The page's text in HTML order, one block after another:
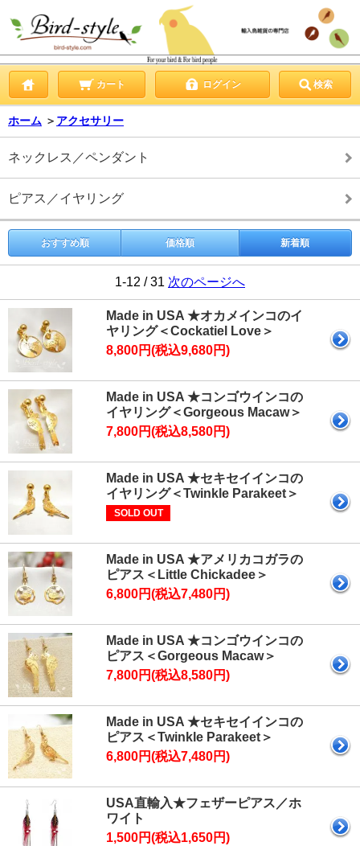
カート ログイン 検索
ホーム ＞ アクセサリー
ネックレス／ペンダント
ピアス／イヤリング
おすすめ順 価格順 新着順
1-12 / 31 次のページへ
Made in USA ★オカメインコのイ
ヤリング＜Cockatiel Love＞
8,800円(税込9,680円)
Made in USA ★コンゴウインコの
イヤリング＜Gorgeous Macaw＞
7,800円(税込8,580円)
Made in USA ★セキセイインコの
イヤリング＜Twinkle Parakeet＞
SOLD OUT
Made in USA ★アメリカコガラの
ピアス＜Little Chickadee＞
6,800円(税込7,480円)
Made in USA ★コンゴウインコの
ピアス＜Gorgeous Macaw＞
7,800円(税込8,580円)
Made in USA ★セキセイインコの
ピアス＜Twinkle Parakeet＞
6,800円(税込7,480円)
USA直輸入★フェザーピアス／ホ
ワイト
1,500円(税込1,650円)